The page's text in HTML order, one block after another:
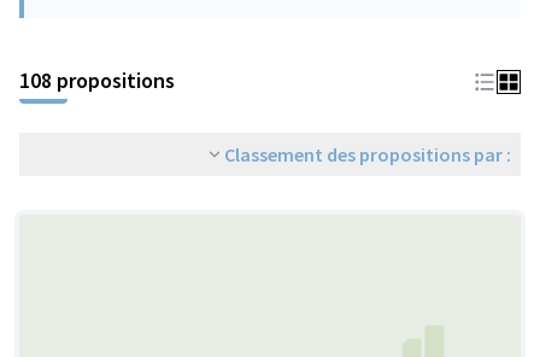
108 propositions
Classement des propositions par :